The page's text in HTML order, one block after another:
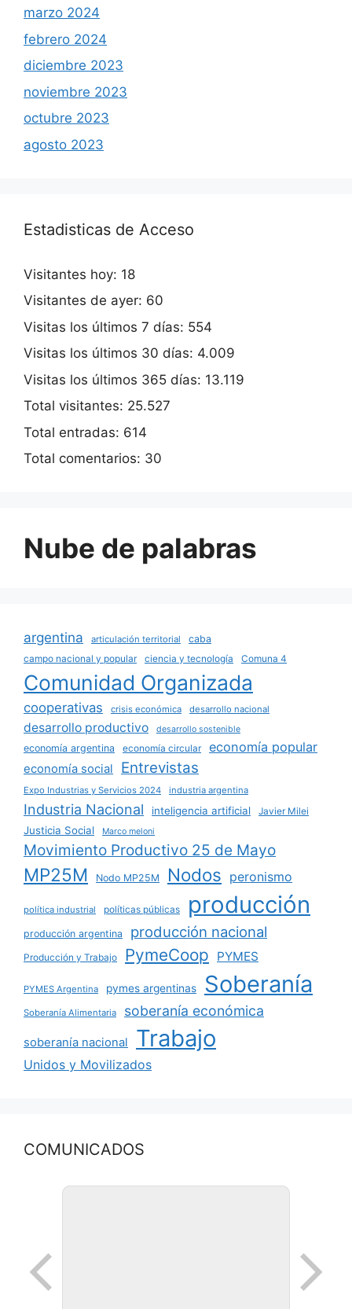
marzo 2024
febrero 2024
diciembre 2023
noviembre 2023
octubre 2023
agosto 2023
Estadisticas de Acceso
Visitantes hoy: 18
Visitantes de ayer: 60
Visitas los últimos 7 días: 554
Visitas los últimos 30 días: 4.009
Visitas los últimos 365 días: 13.119
Total visitantes: 25.527
Total entradas: 614
Total comentarios: 30
Nube de palabras
argentina articulación territorial
caba
campo nacional y popular
ciencia y tecnología Comuna 4
Comunidad Organizada
cooperativas crisis económica desarrollo nacional
desarrollo productivo desarrollo sostenible
economía argentina economía circular economía popular
economía social Entrevistas
Expo Industrias y Servicios 2024 industria argentina
Industria Nacional inteligencia artificial Javier Milei
Justicia Social Marco meloni
Movimiento Productivo 25 de Mayo
MP25M Nodo MP25M Nodos peronismo
política industrial políticas públicas producción
producción argentina producción nacional
Producción y Trabajo PymeCoop PYMES
PYMES Argentina pymes argentinas Soberanía
Soberanía Alimentaria soberanía económica
soberanía nacional Trabajo
Unidos y Movilizados
COMUNICADOS